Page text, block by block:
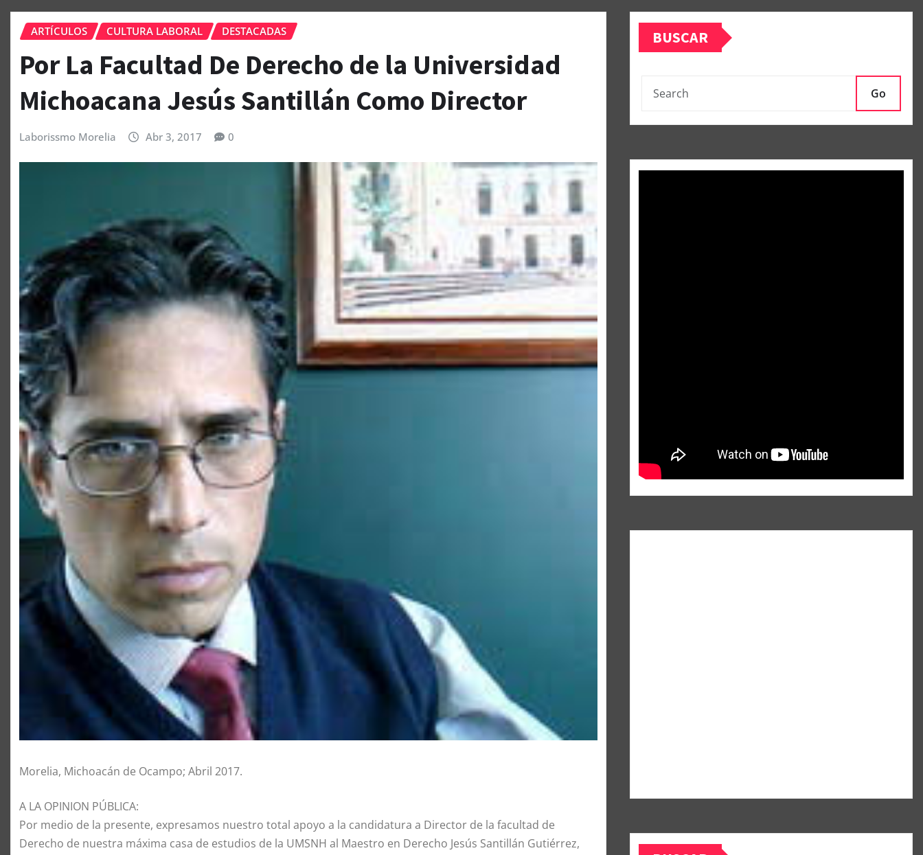
ARTÍCULOS CULTURA LABORAL DESTACADAS
Por La Facultad De Derecho de la Universidad
Michoacana Jesús Santillán Como Director
Laborissmo Morelia Abr 3, 2017 0
Morelia, Michoacán de Ocampo; Abril 2017.
A LA OPINION PÚBLICA:
Por medio de la presente, expresamos nuestro total apoyo a la candidatura a Director de la facultad de
Derecho de nuestra máxima casa de estudios de la UMSNH al Maestro en Derecho Jesús Santillán Gutiérrez,
BUSCAR
Go